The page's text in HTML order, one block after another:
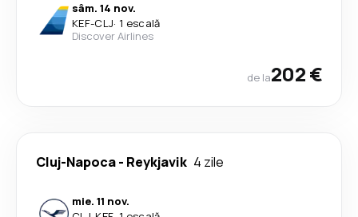
sâm. 14 nov.
KEF-CLJ· 1 escală
Discover Airlines
de la202 €
Cluj-Napoca- Reykjavik 4 zile
mie. 11 nov.